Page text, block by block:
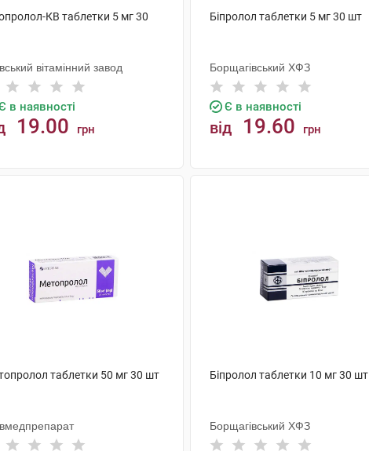
КВ таблетки 5 мг 30
вітамінний завод
в наявності
19.00 грн
Біпролол таблетки 5 мг 30 шт
Борщагівський ХФЗ
Є в наявності
від 19.60 грн
таблетки 50 мг 30 шт Біпролол таблетки 10 мг 30 шт
Борщагівський ХФЗ